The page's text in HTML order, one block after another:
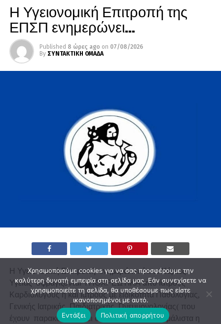
Η Υγειονομική Επιτροπή της
ΕΠΣΠ ενημερώνει…
Published 8 ώρες ago on 07/08/2026
By ΣΥΝΤΑΚΤΙΚΗ ΟΜΑΔΑ
Η Υγειονομική Επιτροπή ενημερώνει ότι οι Κάρτες
Υγείας σφραγίζονται ΥΠΟΧΡΕΩΤΙΚΆ από Ιατρούς
Καρδιολόγους ή και Ιατρούς με ειδικότητα Παθολογίας,
Γενικής Ιατρικής, Παιδιατρικής, Πνευμονολογίας( που
έχουν παρακολουθήσει σεμινάρια Ε.Κ.Α.Ε.– μάλιστα η
Χρησιμοποιούμε cookies για να σας προσφέρουμε την
καλύτερη δυνατή εμπειρία στη σελίδα μας. Εάν συνεχίσετε να
χρησιμοποιείτε τη σελίδα, θα υποθέσουμε πως είστε
ικανοποιημένοι με αυτό.
Εντάξει
Πολιτική απορρήτου